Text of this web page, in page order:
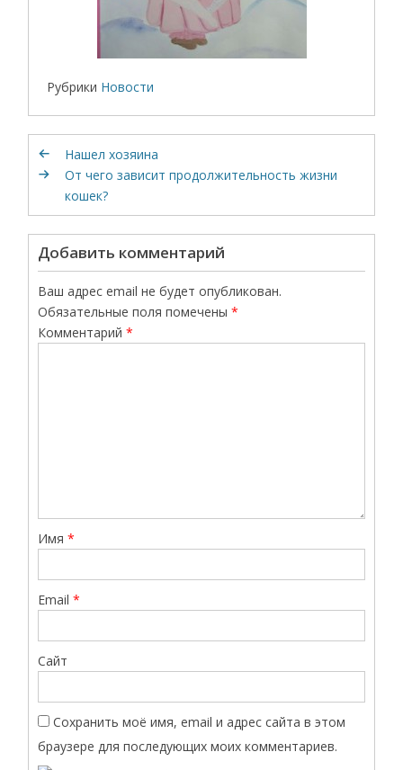
Рубрики Новости
Нашел хозяина
От чего зависит продолжительность жизни
кошек?
Добавить комментарий
Ваш адрес email не будет опубликован.
Обязательные поля помечены*
Комментарий*
Имя*
Email*
Сайт
Сохранить моё имя, email и адрес сайта в этом
браузере для последующих моих комментариев.